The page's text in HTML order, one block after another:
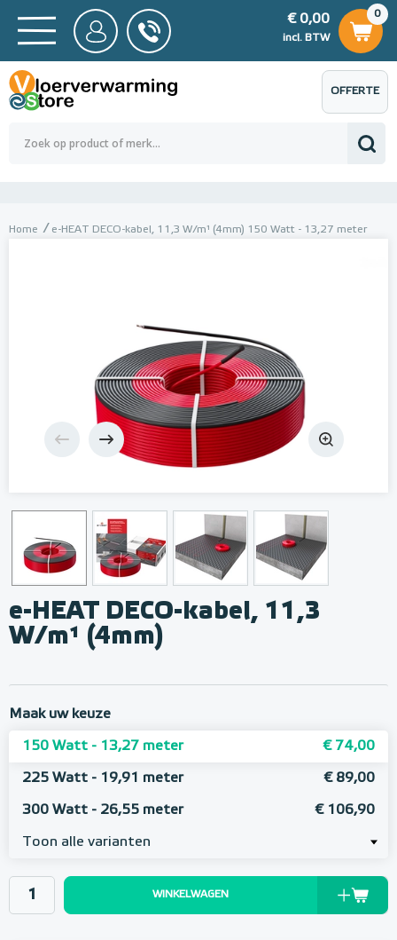
BTW
0,00
0
€ 0,00
incl. BTW
€ 0,00
OFFERTE
AANVRAGEN
Home e-HEAT DECO-kabel, 11,3 W/m¹ (4mm) 150 Watt - 13,27 meter
e-HEAT DECO-kabel, 11,3
W/m¹ (4mm)
Maak uw keuze
150 Watt - 13,27 meter € 74,00
225 Watt - 19,91 meter € 89,00
300 Watt - 26,55 meter € 106,90
Toon alle varianten
WINKELWAGEN